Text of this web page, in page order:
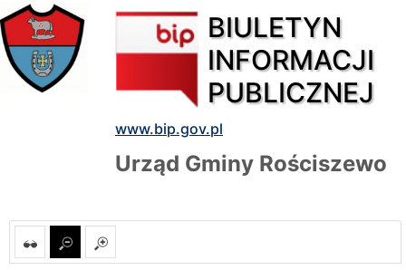
BIULETYN
INFORMACJI
PUBLICZNEJ
www.bip.gov.pl
Urząd Gminy Rościszewo